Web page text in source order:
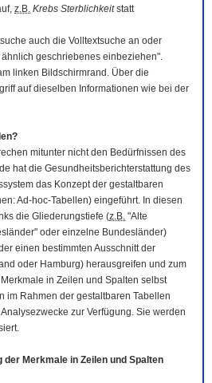
z.B. Krebs Sterblichkeitstatt
auch die Volltextsuche an oder
geschriebenes einbeziehen".
linken Bildschirmrand. Über die
auf dieselben Informationen wie bei der
mitunter nicht den Bedürfnissen des
hat die Gesundheitsberichterstattung des
das Konzept der gestaltbaren
Ad-hoc-Tabellen) eingeführt. In diesen
die Gliederungstiefe (z.B. "Alte
oder einzelne Bundesländer)
einen bestimmten Ausschnitt der
oder Hamburg) herausgreifen und zum
in Zeilen und Spalten selbst
im Rahmen der gestaltbaren Tabellen
zur Verfügung. Sie werden
der Merkmale in Zeilen und Spalten